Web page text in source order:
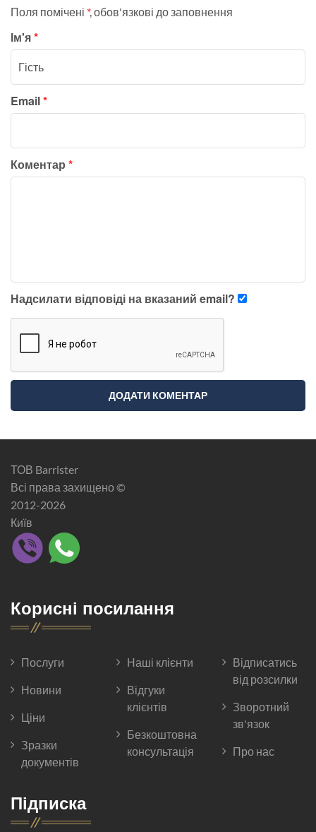
Поля помічені *, обов'язкові до заповнення
Ім'я*
Email*
Коментар *
Надсилати відповіді на вказаний email?
ТОВ Barrister
Всі права захищено ©
2012-2026
Київ
Корисні посилання
Послуги
Новини
Ціни
Зразки
документів
Наші клієнти
Відгуки
клієнтів
Безкоштовна
консультація
Відписатись
від розсилки
Зворотний
зв'язок
Про нас
Підписка